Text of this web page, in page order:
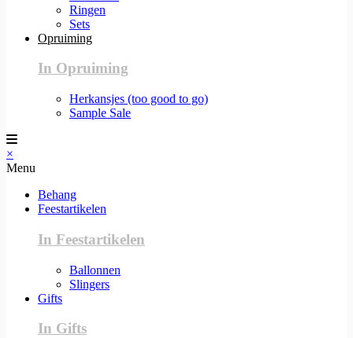
Ringen
Sets
Opruiming
In Opruiming
Herkansjes (too good to go)
Sample Sale
×
Menu
Behang
Feestartikelen
In Feestartikelen
Ballonnen
Slingers
Gifts
In Gifts